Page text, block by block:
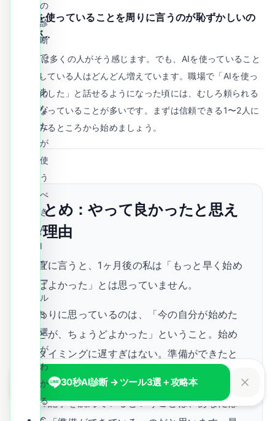
AIを使っていることを周りに言うのが恥ずかしいの
ですが…
最初は多くの人がそう感じます。でも、AIを使っていること
を公言している人はどんどん増えています。職場で「AIを使っ
て効率化した」と話せるようになった頃には、むしろ頼られる
存在になっていることが多いです。まずは信頼できる1〜2人に
話してみるところから始めましょう。
まとめ：やって良かったと思え
る理由
正直に言うと、1ヶ月後の私は「もっと早く始め
ればよかった」とは思っていません。
代わりに思っているのは、「今の自分が始めた
ことが、ちょうどよかった」ということ。始め
るタイミングに遅すぎはない。準備ができたと
きが、始め時です。
この記事を読んでいるということは、あなたは
30秒AI診断 → ツール3選＋攻略本
の
診
断
で
、
あ
な
た
が
使
う
べ
き
A
I
ツ
ー
ル
3
選
が
わ
か
る